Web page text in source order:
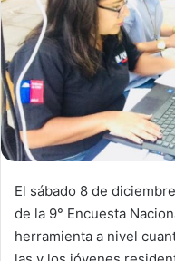
m
a
i
l
El sábado 8 de
de la 9° Encuesta
herramienta a nivel